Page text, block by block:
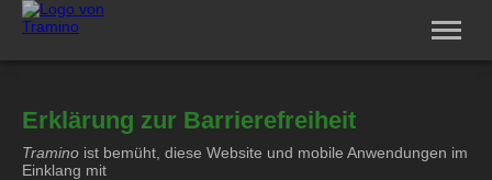
Service
Unternehmen
Erklärung zur Barrierefreiheit
Tramino ist bemüht, diese Website und mobile Anwendungen im
Einklang mit